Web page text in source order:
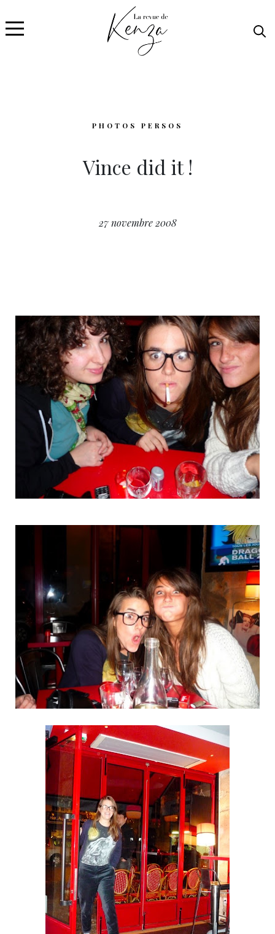
PHOTOS PERSOS
Vince did it !
27 novembre 2008